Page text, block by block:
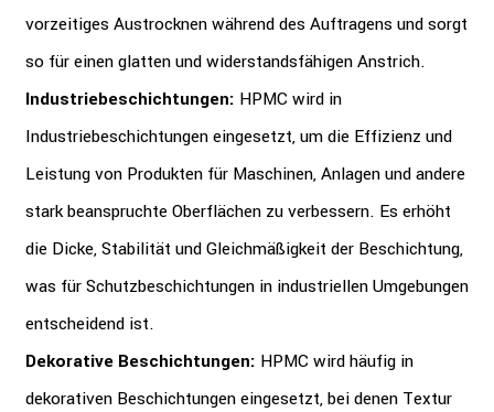
vorzeitiges Austrocknen während des Auftragens und sorgt
so für einen glatten und widerstandsfähigen Anstrich.
Industriebeschichtungen: HPMC wird in
Industriebeschichtungen eingesetzt, um die Effizienz und
Leistung von Produkten für Maschinen, Anlagen und andere
stark beanspruchte Oberflächen zu verbessern. Es erhöht
die Dicke, Stabilität und Gleichmäßigkeit der Beschichtung,
was für Schutzbeschichtungen in industriellen Umgebungen
entscheidend ist.
Dekorative Beschichtungen: HPMC wird häufig in
dekorativen Beschichtungen eingesetzt, bei denen Textur